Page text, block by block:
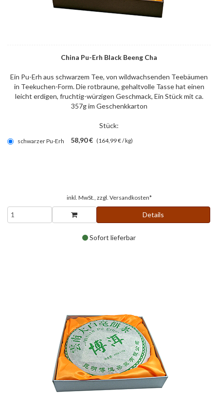
China Pu-Erh Black Beeng Cha
Ein Pu-Erh aus schwarzem Tee, von wildwachsenden Teebäumen
in Teekuchen-Form. Die rotbraune, gehaltvolle Tasse hat einen
leicht erdigen, fruchtig-würzigen Geschmack, Ein Stück mit ca.
357g im Geschenkkarton
Stück:
schwarzer Pu-Erh 58,90 € (164,99 € / kg)
inkl. MwSt., zzgl. Versandkosten*
Details
Sofort lieferbar